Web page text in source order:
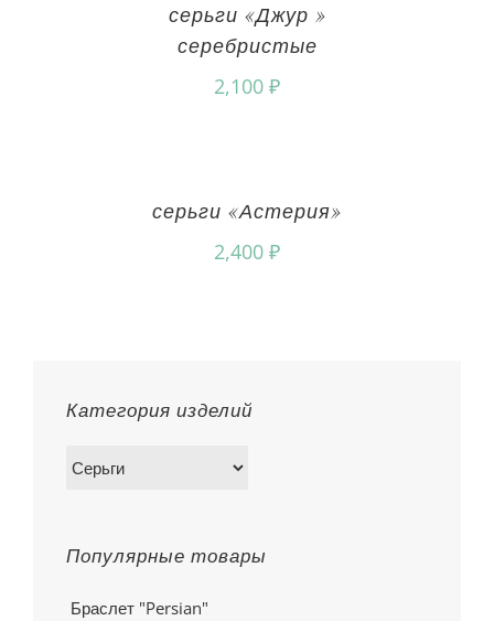
серьги «Джур »
серебристые
2,100 ₽
серьги «Астерия»
2,400 ₽
Категория изделий
Популярные товары
Браслет "Persian"